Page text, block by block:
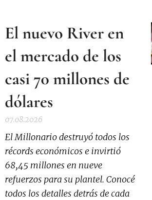
El nuevo River en
el mercado de los
casi 70 millones de
dólares
07.08.2026
El Millonario destruyó todos los
récords económicos e invirtió
68,45 millones en nueve
refuerzos para su plantel. Conocé
todos los detalles detrás de cada